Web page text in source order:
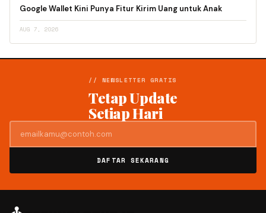
Google Wallet Kini Punya Fitur Kirim Uang untuk Anak
AUG 7, 2026
// NEWSLETTER GRATIS
Tetap Update
Setiap Hari
DAFTAR SEKARANG